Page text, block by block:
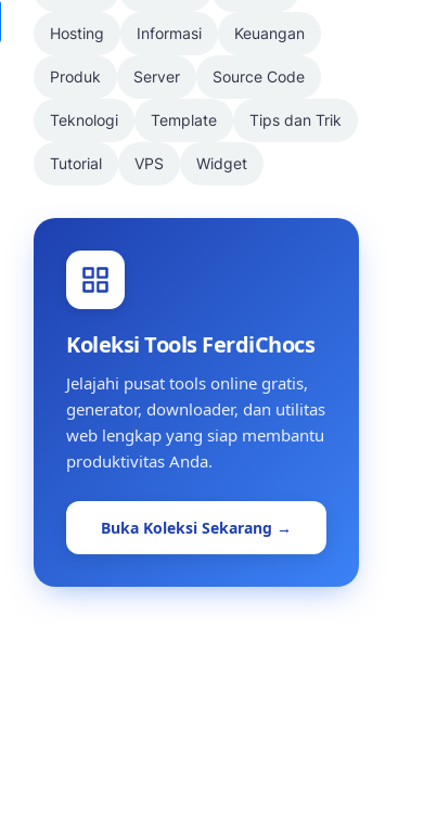
Hosting Informasi Keuangan
Produk Server Source Code
Teknologi Template Tips dan Trik
Tutorial VPS Widget
Koleksi Tools FerdiChocs
Jelajahi pusat tools online gratis,
generator, downloader, dan utilitas
web lengkap yang siap membantu
produktivitas Anda.
Buka Koleksi Sekarang →